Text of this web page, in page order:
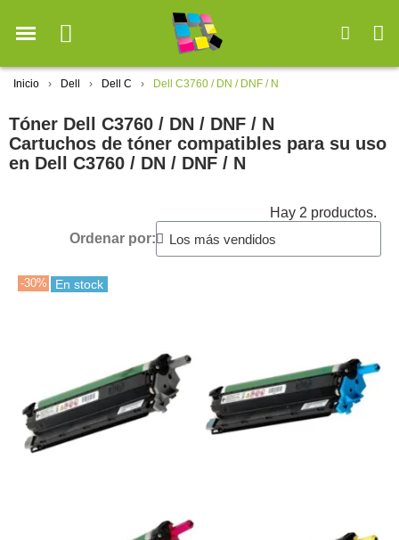
Inicio Dell Dell C Dell C3760 / DN / DNF / N
Tóner Dell C3760 / DN / DNF / N
Cartuchos de tóner compatibles para su uso
en Dell C3760 / DN / DNF / N
Hay 2 productos.
Ordenar por:
-30% En stock